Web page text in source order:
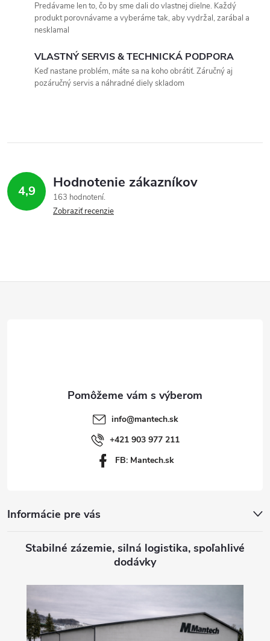
Predávame len to, čo by sme dali do vlastnej dielne. Každý
produkt porovnávame a vyberáme tak, aby vydržal, zarábal a
nesklamal
VLASTNÝ SERVIS & TECHNICKÁ PODPORA
Keď nastane problém, máte sa na koho obrátiť. Záručný aj
pozáručný servis a náhradné diely skladom
4,9 Hodnotenie zákazníkov
163 hodnotení
Zobraziť recenzie
info@mantech.sk
+421 903 977 211
FB: Mantech.sk
Informácie pre vás
Stabilné zázemie, silná logistika, spoľahlivé
dodávky